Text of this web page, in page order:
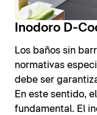
Inodoro D-
Los baños sin
normativas
debe ser
En este sentido,
fundamental. El